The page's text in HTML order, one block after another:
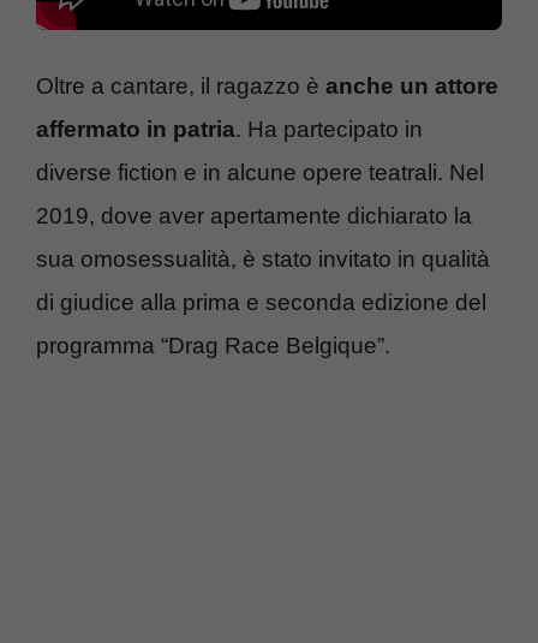
Oltre a cantare, il ragazzo è anche un attore
affermato in patria. Ha partecipato in
diverse fiction e in alcune opere teatrali. Nel
2019, dove aver apertamente dichiarato la
sua omosessualità, è stato invitato in qualità
di giudice alla prima e seconda edizione del
programma “Drag Race Belgique”.